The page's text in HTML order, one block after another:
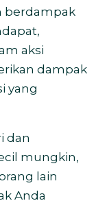
berdampak
aksi
dampak
yang
dan
mungkin,
lain
Anda